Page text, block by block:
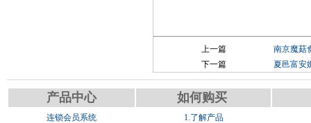
上一篇
南京魔菇
下一篇
夏邑富安
产品中心 如何购买
连锁会员系统 1.了解产品